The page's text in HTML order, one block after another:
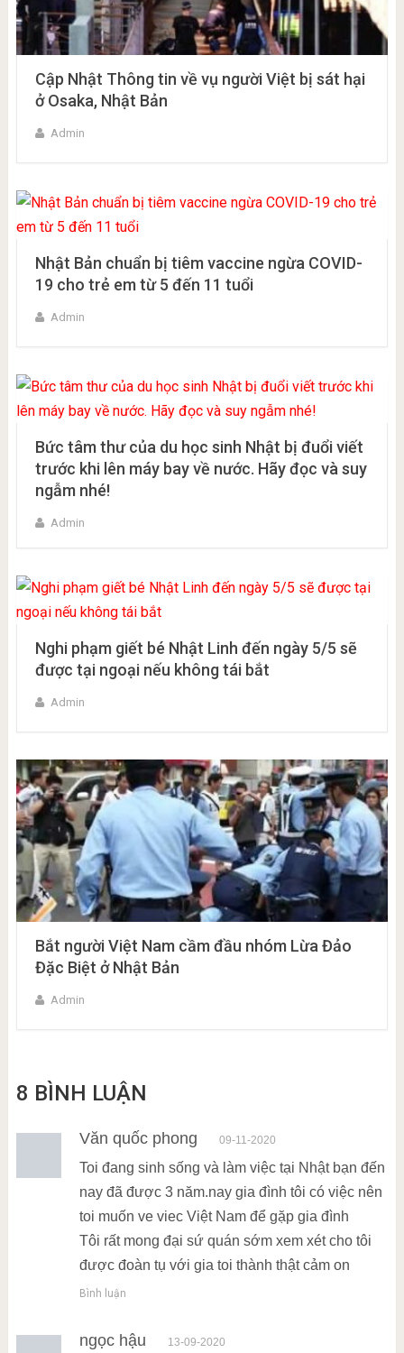
Cập Nhật Thông tin về vụ người Việt bị sát hại
ở Osaka, Nhật Bản
Admin
Nhật Bản chuẩn bị tiêm vaccine ngừa COVID-
19 cho trẻ em từ 5 đến 11 tuổi
Admin
Bức tâm thư của du học sinh Nhật bị đuổi viết
trước khi lên máy bay về nước. Hãy đọc và suy
ngẫm nhé!
Admin
Nghi phạm giết bé Nhật Linh đến ngày 5/5 sẽ
được tại ngoại nếu không tái bắt
Admin
Bắt người Việt Nam cầm đầu nhóm Lừa Đảo
Đặc Biệt ở Nhật Bản
Admin
8 BÌNH LUẬN
Văn quốc phong 09-11-2020
Toi đang sinh sống và làm việc tại Nhật bạn đến
nay đã được 3 năm.nay gia đình tôi có việc nên
toi muốn ve viec Việt Nam để gặp gia đình
Tôi rất mong đại sứ quán sớm xem xét cho tôi
được đoàn tụ với gia toi thành thật cảm on
Bình luận
ngọc hậu 13-09-2020